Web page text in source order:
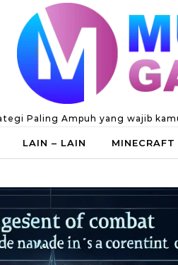
Paling Ampuh yang wajib
LAIN – LAIN MINECRAFT